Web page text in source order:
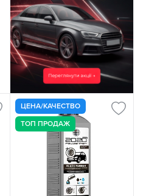
ЦЕНА/КАЧЕСТВО
ТОП ПРОДАЖ